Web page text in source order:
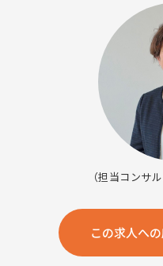
（担当コンサ
この求人へ